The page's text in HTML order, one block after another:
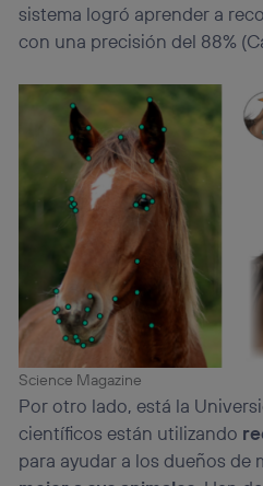
sistema logró aprender a
con una precisión del 88%
Science Magazine
Por otro lado, está la
científicos están utilizando
para ayudar a los dueños de